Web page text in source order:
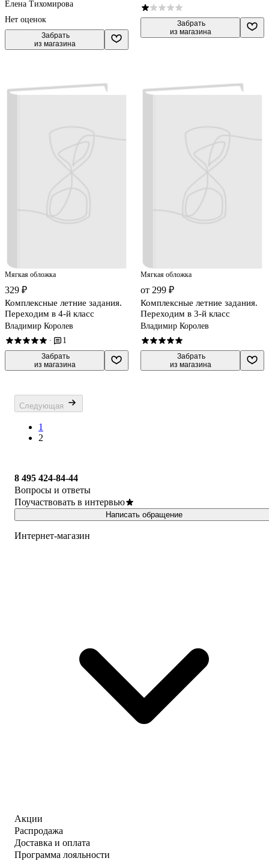
наблюдений. К учебнику А.А.
3 класс. В 2-х частях. Часть 2"
Елена Тихомирова
Нет оценок
Забрать
из магазина
Забрать
из магазина
Мягкая обложка
329 ₽
Комплексные летние задания.
Переходим в 4-й класс
Владимир Королев
· 1
Забрать
из магазина
Мягкая обложка
от 299 ₽
Комплексные летние задания.
Переходим в 3-й класс
Владимир Королев
Забрать
из магазина
Следующая
1
2
8 495 424-84-44
Вопросы и ответы
Поучаствовать в интервью
Написать обращение
Интернет-магазин
Акции
Распродажа
Доставка и оплата
Программа лояльности